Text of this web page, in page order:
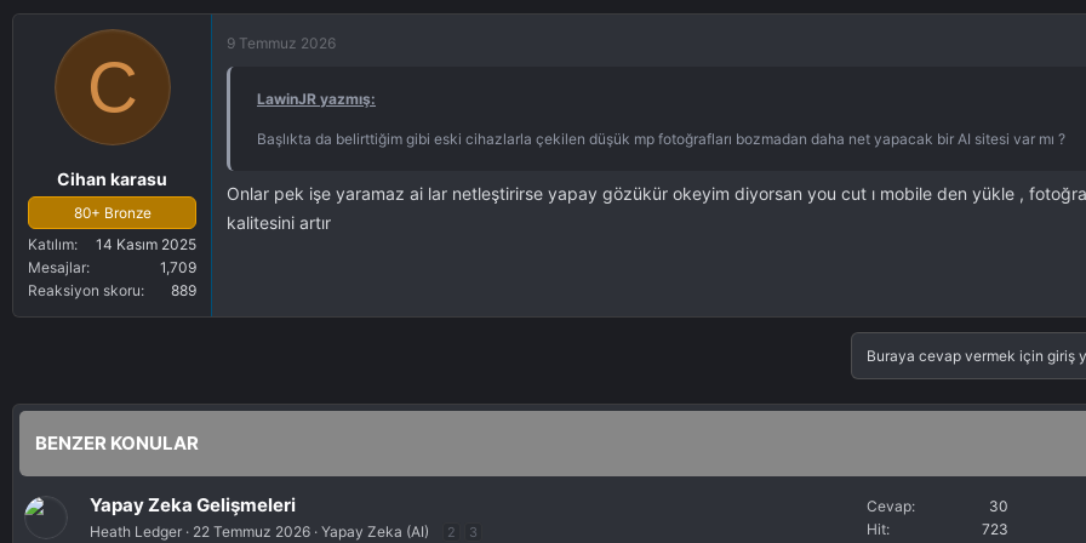
C
Cihan karasu
80+ Bronze
Katılım
14 Kasım 2025
Mesajlar
1,709
Reaksiyon skoru
889
9 Temmuz 2026
LawinJR yazmış:
Başlıkta da belirttiğim gibi eski cihazlarla çekilen düşük mp fotoğrafları bozmadan daha net yapacak bir AI sitesi var mı ?
Onlar pek işe yaramaz ai lar netleştirirse yapay gözükür okeyim diyorsan you cut ı mobile den yükle ,
kalitesini artır
Buraya cevap vermek için giriş
BENZER KONULAR
Yapay Zeka Gelişmeleri
Heath Ledger 22 Temmuz 2026 Yapay Zeka (AI) 2 3
Cevap
30
Hit
723